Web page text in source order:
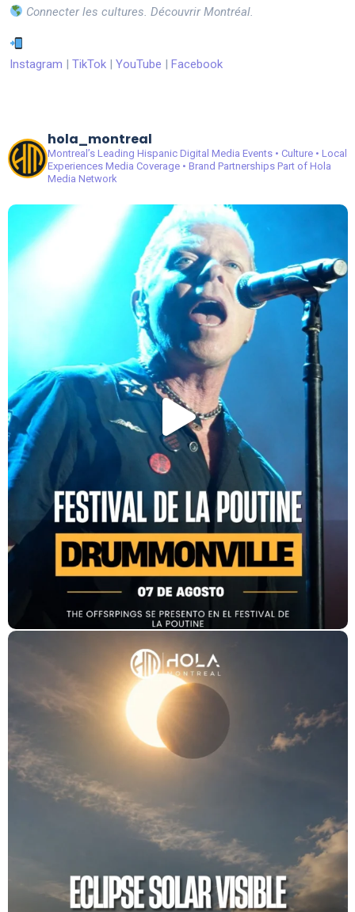
Connecter les cultures. Découvrir Montréal.
Instagram | TikTok | YouTube | Facebook
hola_montreal
Montreal’s Leading Hispanic Digital Media Events • Culture • Local
ExperiencesMedia Coverage • Brand PartnershipsPart of Hola
Media Network